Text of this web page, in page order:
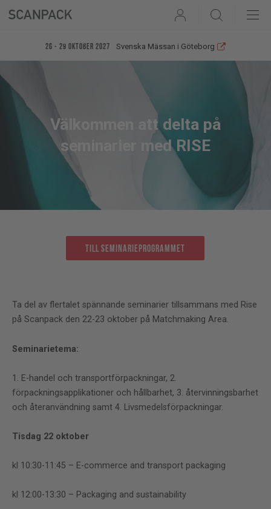
26 - 29 oktober 2027 Svenska Mässan i Göteborg
User Search
Välkommen att delta på
seminarier med RISE
Till seminarieprogrammet
Ta del av flertalet spännande seminarier tillsammans med Rise
på Scanpack den 22-23 oktober på Matchmaking Area.
Seminarietema:
1. E-handel och transportförpackningar, 2.
förpackningsapplikationer och hållbarhet, 3. återvinningsbarhet
och återanvändning samt 4. Livsmedelsförpackningar.
Tisdag 22 oktober
kl 10:30-11:45 – E-commerce and transport packaging
kl 12:00-13:30 – Packaging and sustainability